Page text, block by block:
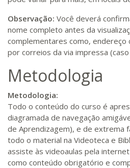
Observação: Você deverá
nome completo antes da
complementares como, endereço
por correios da via impressa (caso
Metodologia
Metodologia:
Todo o conteúdo do curso é
diagramada de navegação
de Aprendizagem), e de extrema
todo o material na Videoteca e
assiste às videoaulas pela
como conteúdo obrigatório e